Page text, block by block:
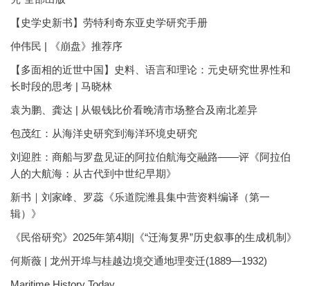
【史学史新书】劳特利奇东亚史学研究手册
仲伟民 | 《崩盘》推荐序
【多面相的近世中国】史料、语言和理论：元史研究世界性和
长时段的思考 | 马晓林
袁为鹏、龚达 | 从银钱比价看晚清市场整合及南北差异
包茂红：从海洋史研究到海洋环境史研究
刘迎胜：商船与罗盘见证的阿拉伯航海交融路——评《阿拉伯
人的大航海：从古代到中世纪早期》
新书｜刘家峰、罗蕊《乐道院潍县集中营资料编译（第一
辑）》
《民俗研究》2025年第4期|《“迁海复界”历史叙事的生成机制》
何斯薇 | 龙州开埠与桂越边境交通地理变迁(1889—1932)